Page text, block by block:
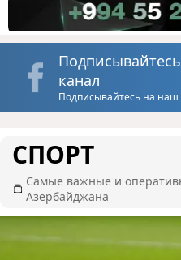
канал
Подписывайтесь на наш
СПОРТ
Самые важные и
Азербайджана